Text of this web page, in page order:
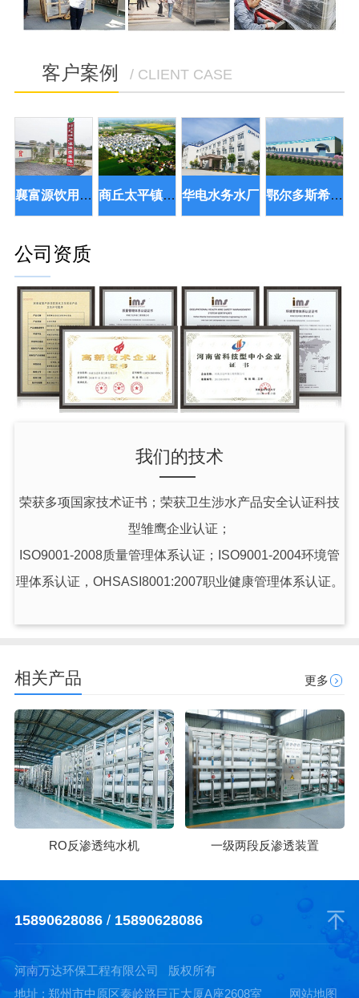
客户案例 / CLIENT CASE
襄富源饮用水扶贫项目 商丘太平镇矿泉水项目厂 华电水务水厂 鄂尔多斯希布尔矿泉水项目
公司资质
我们的技术
荣获多项国家技术证书 ；荣获卫生涉水产品安全认证科技
型雏鹰企业认证；
ISO9001-2008质量管理体系认证；ISO9001-2004环境管
理体系认证，OHSASI8001:2007职业健康管理体系认证。
相关产品 更多
RO反渗透纯水机 一级两段反渗透装置
15890628086/ 15890628086
河南万达环保工程有限公司 版权所有
地址 : 郑州市中原区秦岭路巨正大厦A座2608室
网站地图